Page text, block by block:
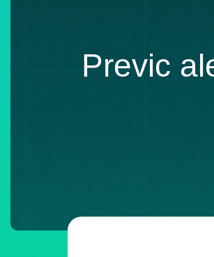
Previc